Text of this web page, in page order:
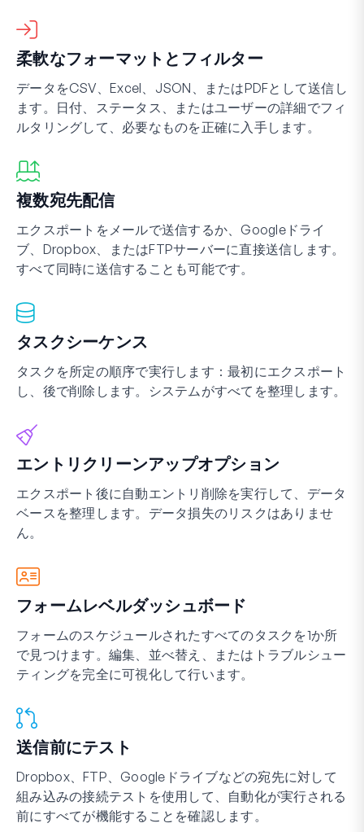
柔軟なフォーマットとフィルター
データをCSV、Excel、JSON、またはPDFとして送信し
ます。日付、ステータス、またはユーザーの詳細でフィ
ルタリングして、必要なものを正確に入手します。
複数宛先配信
エクスポートをメールで送信するか、Googleドライ
ブ、Dropbox、またはFTPサーバーに直接送信します。
すべて同時に送信することも可能です。
タスクシーケンス
タスクを所定の順序で実行します：最初にエクスポート
し、後で削除します。システムがすべてを整理します。
エントリクリーンアップオプション
エクスポート後に自動エントリ削除を実行して、データ
ベースを整理します。データ損失のリスクはありませ
ん。
フォームレベルダッシュボード
フォームのスケジュールされたすべてのタスクを1か所
で見つけます。編集、並べ替え、またはトラブルシュー
ティングを完全に可視化して行います。
送信前にテスト
Dropbox、FTP、Googleドライブなどの宛先に対して
組み込みの接続テストを使用して、自動化が実行される
前にすべてが機能することを確認します。